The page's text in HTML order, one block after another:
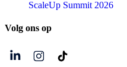
ScaleUp Summit 2026
Volg ons op